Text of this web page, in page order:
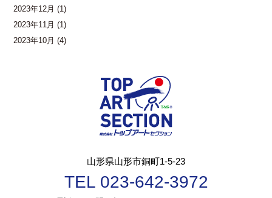
2023年12月 (1)
2023年11月 (1)
2023年10月 (4)
山形県山形市銅町1-5-23
TEL 023-642-3972